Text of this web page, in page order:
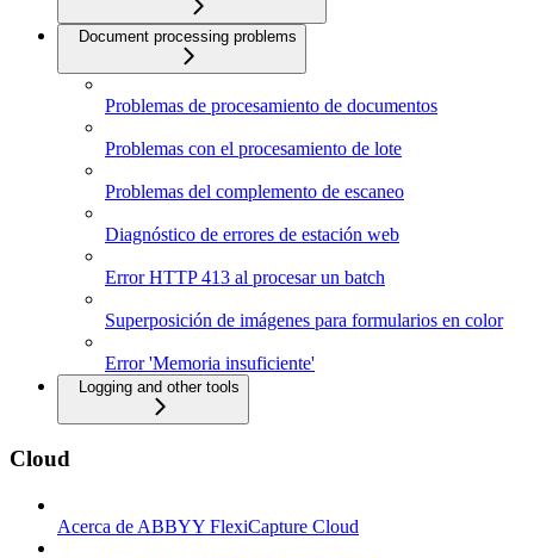
Document processing problems
Problemas de procesamiento de documentos
Problemas con el procesamiento de lote
Problemas del complemento de escaneo
Diagnóstico de errores de estación web
Error HTTP 413 al procesar un batch
Superposición de imágenes para formularios en color
Error 'Memoria insuficiente'
Logging and other tools
Cloud
Acerca de ABBYY FlexiCapture Cloud